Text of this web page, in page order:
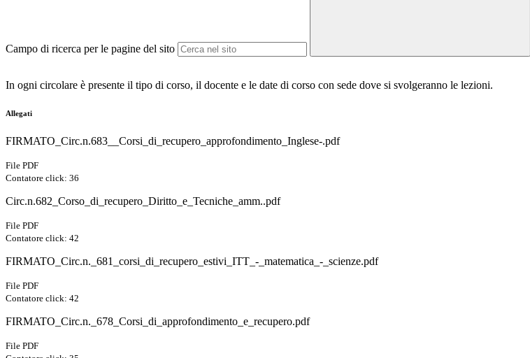
Campo di ricerca per le pagine del sito
In ogni circolare è presente il tipo di corso, il docente e le date di corso con sede dove si svolgeranno le lezioni.
Allegati
FIRMATO_Circ.n.683__Corsi_di_recupero_approfondimento_Inglese-.pdf
File PDF
Contatore click: 36
Circ.n.682_Corso_di_recupero_Diritto_e_Tecniche_amm..pdf
File PDF
Contatore click: 42
FIRMATO_Circ.n._681_corsi_di_recupero_estivi_ITT_-_matematica_-_scienze.pdf
File PDF
Contatore click: 42
FIRMATO_Circ.n._678_Corsi_di_approfondimento_e_recupero.pdf
File PDF